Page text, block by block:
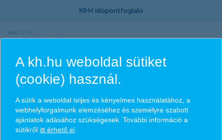
termék választása
melyik csoportba tartozol?
Tisztelt Ügyfelünk! Az időpontfoglalás
jelenleg karbantartás miatt nem elérhető.
A kh.hu weboldal sütiket
(cookie) használ.
A sütik a weboldal teljes és kényelmes használatához, a
webhelyforgalmunk elemzéséhez és személyre szabott
ajánlatok adásához szükségesek. További információ a
sütikről itt érhető el